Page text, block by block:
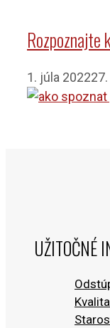
Rozpoznajte
1. júla 2022
UŽITOČNÉ